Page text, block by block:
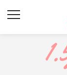
: Undefined
5jikaiparty.com/